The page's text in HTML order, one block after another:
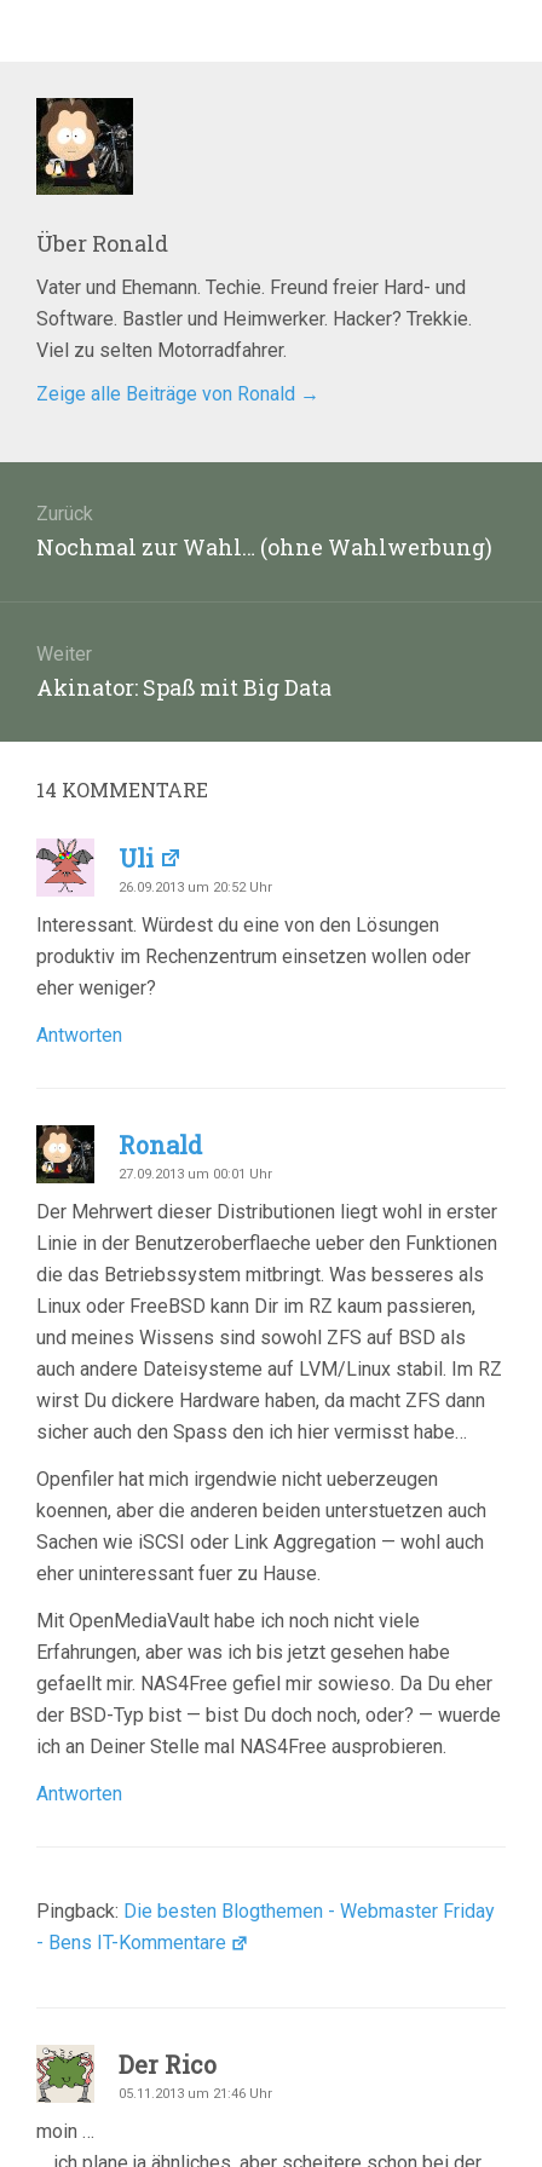
Über Ronald
Vater und Ehemann. Techie. Freund freier Hard- und
Software. Bastler und Heimwerker. Hacker? Trekkie.
Viel zu selten Motorradfahrer.
Zeige alle Beiträge von Ronald →
Zurück
Vorheriger
Nochmal zur Wahl… (ohne Wahlwerbung)
Weiter
Nächster
Akinator: Spaß mit Big Data
14 KOMMENTARE
Uli
26.09.2013 um 20:52 Uhr
Interessant. Würdest du eine von den Lösungen
produktiv im Rechenzentrum einsetzen wollen oder
eher weniger?
Antworten
Ronald
27.09.2013 um 00:01 Uhr
Der Mehrwert dieser Distributionen liegt wohl in erster
Linie in der Benutzeroberflaeche ueber den Funktionen
die das Betriebssystem mitbringt. Was besseres als
Linux oder FreeBSD kann Dir im RZ kaum passieren,
und meines Wissens sind sowohl ZFS auf BSD als
auch andere Dateisysteme auf LVM/Linux stabil. Im RZ
wirst Du dickere Hardware haben, da macht ZFS dann
sicher auch den Spass den ich hier vermisst habe…
Openfiler hat mich irgendwie nicht ueberzeugen
koennen, aber die anderen beiden unterstuetzen auch
Sachen wie iSCSI oder Link Aggregation — wohl auch
eher uninteressant fuer zu Hause.
Mit OpenMediaVault habe ich noch nicht viele
Erfahrungen, aber was ich bis jetzt gesehen habe
gefaellt mir. NAS4Free gefiel mir sowieso. Da Du eher
der BSD-Typ bist — bist Du doch noch, oder? — wuerde
ich an Deiner Stelle mal NAS4Free ausprobieren.
Antworten
Pingback: Die besten Blogthemen - Webmaster Friday
- Bens IT-Kommentare
Der Rico
05.11.2013 um 21:46 Uhr
moin …